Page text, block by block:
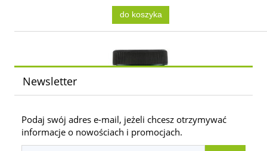
do koszyka
Newsletter
Podaj swój adres e-mail, jeżeli chcesz otrzymywać
informacje o nowościach i promocjach.